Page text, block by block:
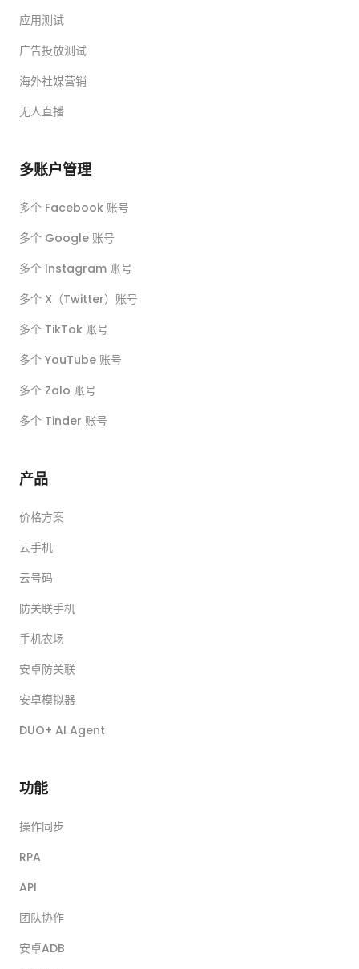
应用测试
广告投放测试
海外社媒营销
无人直播
多账户管理
多个 Facebook 账号
多个 Google 账号
多个 Instagram 账号
多个 X（Twitter）账号
多个 TikTok 账号
多个 YouTube 账号
多个 Zalo 账号
多个 Tinder 账号
产品
价格方案
云手机
云号码
防关联手机
手机农场
安卓防关联
安卓模拟器
DUO+ AI Agent
功能
操作同步
RPA
API
团队协作
安卓ADB